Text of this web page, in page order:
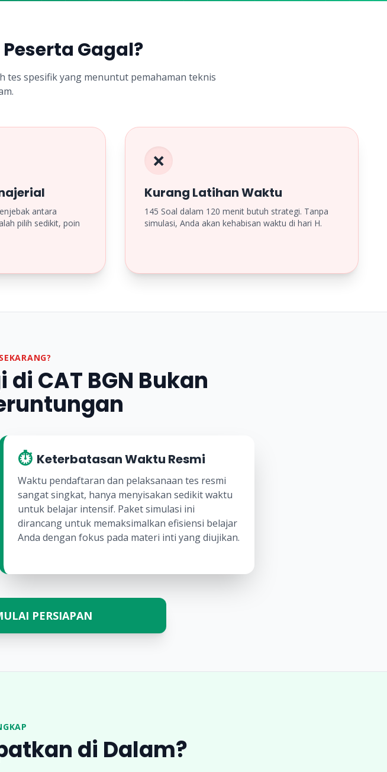
Gagal?
tes spesifik yang menuntut pemahaman teknis
antara
pilih sedikit, poin
❌
Kurang Latihan Waktu
145 Soal dalam 120 menit butuh strategi. Tanpa
simulasi, Anda akan kehabisan waktu di hari H.
CAT BGN Bukan
⏱️ Keterbatasan Waktu Resmi
Waktu pendaftaran dan pelaksanaan tes resmi
sangat singkat, hanya menyisakan sedikit waktu
untuk belajar intensif. Paket simulasi ini
dirancang untuk memaksimalkan efisiensi belajar
Anda dengan fokus pada materi inti yang diujikan.
PERSIAPAN
di Dalam?